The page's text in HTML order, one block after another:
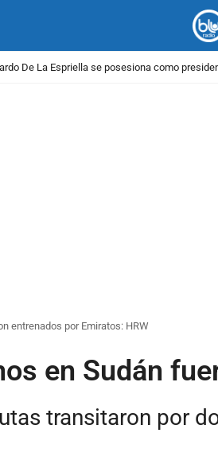
De La Espriella se posesiona como
entrenados por Emiratos: HRW
en Sudán
transitaron por